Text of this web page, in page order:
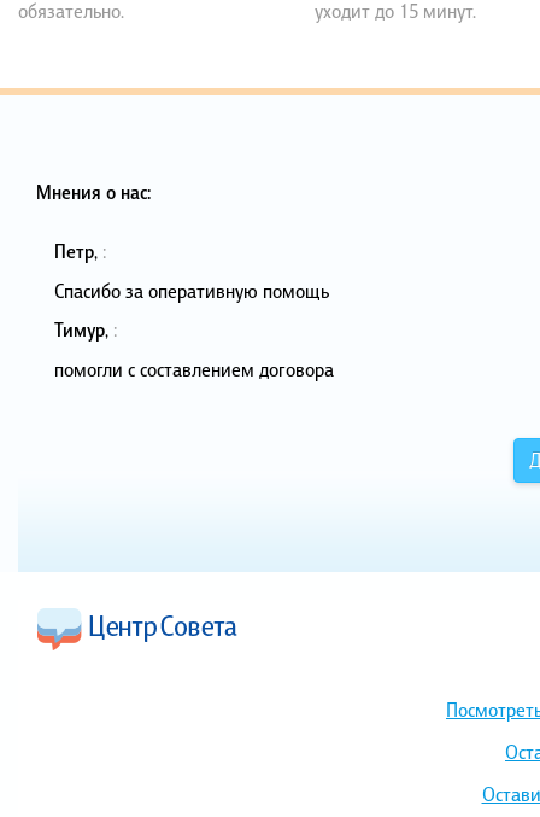
обязательно. уходит до 15 минут.
Мнения о нас:
Петр, :
Спасибо за оперативную помощь
Тимур, :
помогли с составлением договора